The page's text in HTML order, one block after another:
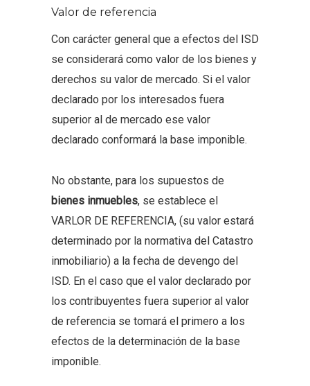
Valor de referencia
Con carácter general que a efectos del ISD
se considerará como valor de los bienes y
derechos su valor de mercado. Si el valor
declarado por los interesados fuera
superior al de mercado ese valor
declarado conformará la base imponible.
No obstante, para los supuestos de
bienes inmuebles, se establece el
VARLOR DE REFERENCIA, (su valor estará
determinado por la normativa del Catastro
inmobiliario) a la fecha de devengo del
ISD. En el caso que el valor declarado por
los contribuyentes fuera superior al valor
de referencia se tomará el primero a los
efectos de la determinación de la base
imponible.